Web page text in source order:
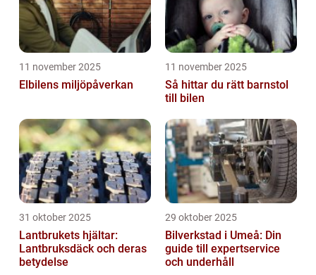
11 november 2025
Elbilens miljöpåverkan
11 november 2025
Så hittar du rätt barnstol
till bilen
31 oktober 2025
Lantbrukets hjältar:
Lantbruksdäck och deras
betydelse
29 oktober 2025
Bilverkstad i Umeå: Din
guide till expertservice
och underhåll